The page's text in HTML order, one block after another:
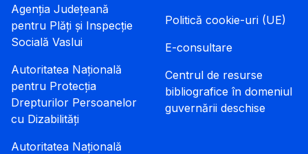
Agenția Județeană
pentru Plăți și Inspecție
Socială Vaslui
Autoritatea Națională
pentru Protecția
Drepturilor Persoanelor
cu Dizabilități
Autoritatea Națională
Politică cookie-uri (UE)
E-consultare
Centrul de resurse
bibliografice în domeniul
guvernării deschise